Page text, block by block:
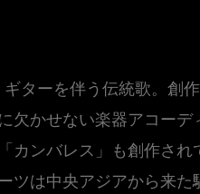
ターを伴う伝統歌。創作
欠かせない楽器アコー
カンバレス」も創作され
ツは中央アジアから来